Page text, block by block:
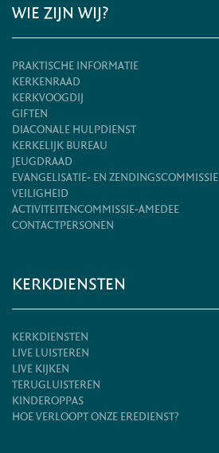
WIE ZIJN WIJ?
PRAKTISCHE INFORMATIE
KERKENRAAD
KERKVOOGDIJ
GIFTEN
DIACONALE HULPDIENST
KERKELIJK BUREAU
JEUGDRAAD
EVANGELISATIE- EN ZENDINGSCOMMISSIE
VEILIGHEID
ACTIVITEITENCOMMISSIE-AMEDEE
CONTACTPERSONEN
KERKDIENSTEN
KERKDIENSTEN
LIVE LUISTEREN
LIVE KIJKEN
TERUGLUISTEREN
KINDEROPPAS
HOE VERLOOPT ONZE EREDIENST?